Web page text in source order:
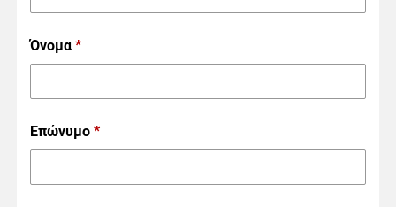
Όνομα *
Επώνυμο *